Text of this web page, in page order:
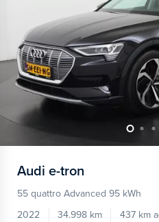
Audi e-tron
55 quattro Advanced 95 kWh
2022
34.998 km 437 km